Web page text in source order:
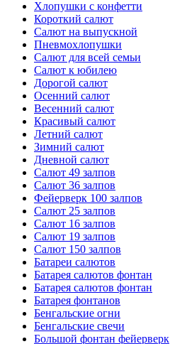
Хлопушки с конфетти
Короткий салют
Салют на выпускной
Пневмохлопушки
Салют для всей семьи
Салют к юбилею
Дорогой салют
Осенний салют
Весенний салют
Красивый салют
Летний салют
Зимний салют
Дневной салют
Салют 49 залпов
Салют 36 залпов
Фейерверк 100 залпов
Салют 25 залпов
Салют 16 залпов
Салют 19 залпов
Салют 150 залпов
Батареи салютов
Батарея салютов фонтан
Батарея салютов фонтан
Батарея фонтанов
Бенгальские огни
Бенгальские свечи
Большой фонтан фейерверк